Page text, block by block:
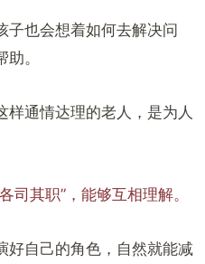
子也会想着如何去解决问
。
样通情达理的老人，是为人
司其职”，能够互相理解。
好自己的角色，自然就能减